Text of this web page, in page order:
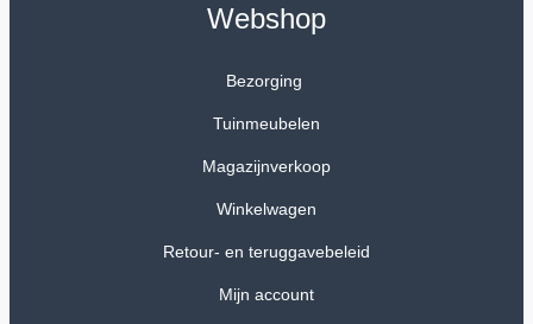
Webshop
Bezorging
Tuinmeubelen
Magazijnverkoop
Winkelwagen
Retour- en teruggavebeleid
Mijn account